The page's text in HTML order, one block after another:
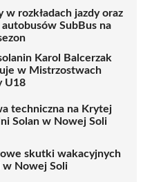
w rozkładach jazdy oraz
SubBus na
Karol Balcerzak
w Mistrzostwach
U18
techniczna na Krytej
Solan w Nowej Soli
skutki wakacyjnych
w Nowej Soli